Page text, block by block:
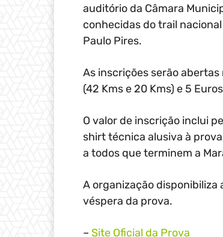
auditório da Câmara
conhecidas do trail
Paulo Pires.
As inscrições serão abertas
(42 Kms e 20 Kms) e 5
O valor de inscrição inclui
shirt técnica alusiva à
a todos que terminem a
A organização
véspera da prova.
– Site Oficial da Prova